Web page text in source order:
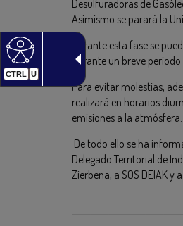
CTRL U
Desulfuradoras de
Asimismo se parará la
Durante esta fase se
durante un breve
Para evitar molestias,
realizará en horarios
emisiones a la atmósfera.
De todo ello se ha
Delegado Territorial de
Zierbena, a SOS DEIAK y